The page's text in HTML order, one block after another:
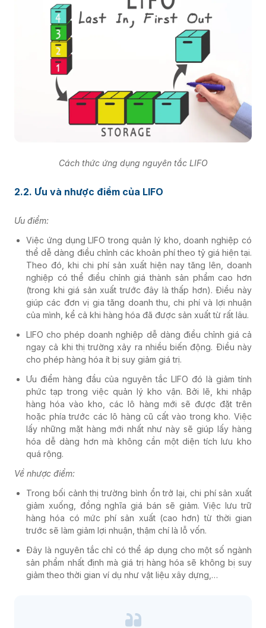
Cách thức ứng dụng nguyên tắc LIFO
2.2. Ưu và nhược điểm của LIFO
Ưu điểm:
Việc ứng dụng LIFO trong quản lý kho, doanh nghiệp có
thể dễ dàng điều chỉnh các khoản phí theo tỷ giá hiện tại.
Theo đó, khi chi phí sản xuất hiện nay tăng lên, doanh
nghiệp có thể điều chỉnh giá thành sản phẩm cao hơn
(trong khi giá sản xuất trước đây là thấp hơn). Điều này
giúp các đơn vị gia tăng doanh thu, chi phí và lợi nhuận
của mình, kể cả khi hàng hóa đã được sản xuất từ rất lâu.
LIFO cho phép doanh nghiệp dễ dàng điều chỉnh giá cả
ngay cả khi thị trường xảy ra nhiều biến động. Điều này
cho phép hàng hóa ít bị suy giảm giá trị.
Ưu điểm hàng đầu của nguyên tắc LIFO đó là giảm tính
phức tạp trong việc quản lý kho vận. Bởi lẽ, khi nhập
hàng hóa vào kho, các lô hàng mới sẽ được đặt trên
hoặc phía trước các lô hàng cũ cất vào trong kho. Việc
lấy những mặt hàng mới nhất như này sẽ giúp lấy hàng
hóa dễ dàng hơn mà không cần một diện tích lưu kho
quá rộng.
Về nhược điểm:
Trong bối cảnh thị trường bình ổn trở lại, chi phí sản xuất
giảm xuống, đồng nghĩa giá bán sẽ giảm. Việc lưu trữ
hàng hóa có mức phí sản xuất (cao hơn) từ thời gian
trước sẽ làm giảm lợi nhuận, thậm chí là lỗ vốn.
Đây là nguyên tắc chỉ có thể áp dụng cho một số ngành
sản phẩm nhất định mà giá trị hàng hóa sẽ không bị suy
giảm theo thời gian ví dụ như vật liệu xây dựng,…